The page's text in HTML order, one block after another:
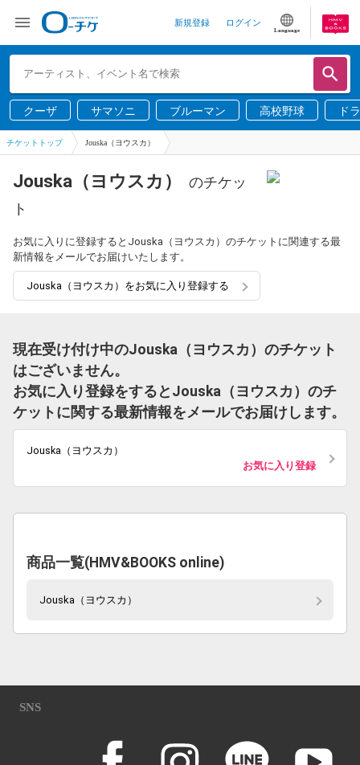
新規登録 ログイン
Language
クーザ サマソニ ブルーマン 高校野球 ド
チケットトップ Jouska（ヨウスカ）
Jouska（ヨウスカ）
のチケッ
ト
お気に入りに登録するとJouska（ヨウスカ）のチケットに関連する最
新情報をメールでお届けいたします。
Jouska（ヨウスカ）をお気に入り登録する
現在受け付け中のJouska（ヨウスカ）のチケット
はございません。
お気に入り登録をするとJouska（ヨウスカ）のチ
ケットに関する最新情報をメールでお届けします。
Jouska（ヨウスカ）
お気に入り登録
商品一覧(HMV&BOOKS online)
Jouska（ヨウスカ）
SNS